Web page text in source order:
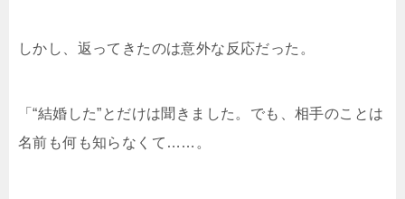
しかし、返ってきたのは意外な反応だった。
「“結婚した”とだけは聞きました。でも、相手のことは
名前も何も知らなくて……。